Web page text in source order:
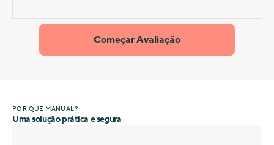
Começar Avaliação
POR QUE MANUAL?
Uma solução prática e segura